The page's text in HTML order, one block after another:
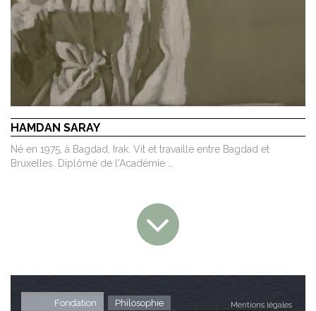
HAMDAN SARAY
Né en 1975, à Bagdad, Irak. Vit et travaille entre Bagdad et
Bruxelles. Diplômé de l'Académie …
Mentions légales
Fondation
Philosophie